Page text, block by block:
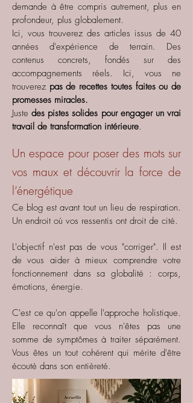
demande à être compris autrement, plus en
profondeur, plus globalement.
Ici, vous trouverez des articles issus de 40
années d'expérience de terrain. Des
contenus concrets, fondés sur des
accompagnements réels. Ici, vous ne
trouverez pas de recettes toutes faites ou de
promesses miracles.
Justedes pistes solides pour engager un vrai
travail de transformation intérieure.
Un espace pour poser des mots sur
vos maux et découvrir la force de
l’énergétique
Ce blog est avant tout un lieu de respiration.
Un endroit où vos ressentis ont droit de cité.
L'objectif n'est pas de vous "corriger". Il est
de vous aider à mieux comprendre votre
fonctionnement dans sa globalité : corps,
émotions, énergie.
C'est ce qu'on appelle l'approche holistique.
Elle reconnaît que vous n'êtes pas une
somme de symptômes à traiter séparément.
Vous êtes un tout cohérent qui mérite d'être
écouté dans son entièreté.